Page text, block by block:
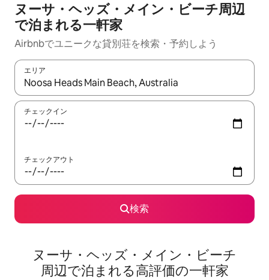
ヌーサ・ヘッズ・メイン・ビーチ周辺
で泊まれる一軒家
Airbnbでユニークな貸別荘を検索・予約しよう
エリア
検索結果が表示されたら、上下の矢印キーを使って移動するか
チェックイン
チェックアウト
検索
ヌーサ・ヘッズ・メイン・ビーチ
周⁠辺⁠で泊⁠ま⁠れ⁠る高⁠評⁠価⁠の一⁠軒⁠家